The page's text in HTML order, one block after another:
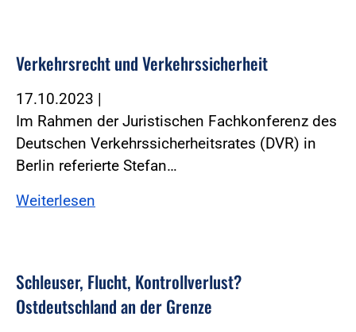
Verkehrsrecht und Verkehrssicherheit
17.10.2023 |
Im Rahmen der Juristischen Fachkonferenz des
Deutschen Verkehrssicherheitsrates (DVR) in
Berlin referierte Stefan…
Weiterlesen
Schleuser, Flucht, Kontrollverlust?
Ostdeutschland an der Grenze